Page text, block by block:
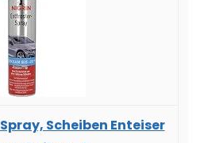
Scheiben Enteiser